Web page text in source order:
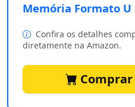
Memória Formato U
Confira os detalhes
diretamente na Amazon.